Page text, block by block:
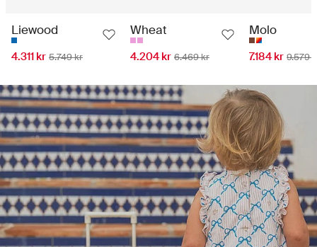
Liewood
4.311 kr 5.749 kr
Wheat
4.204 kr 6.469 kr
Molo
7.184 kr 9.579